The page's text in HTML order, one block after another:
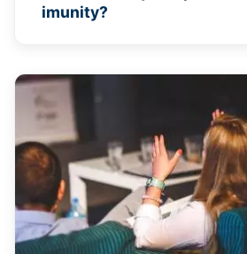
imunity?